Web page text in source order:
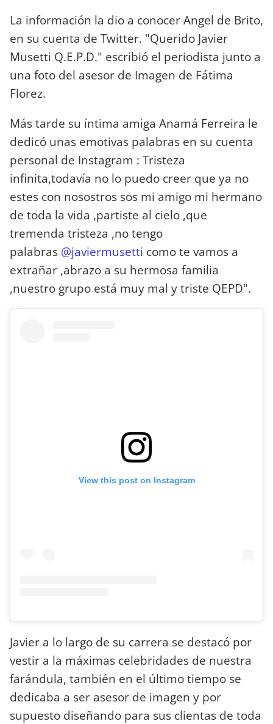
La información la dio a conocer Angel de Brito,
en su cuenta de Twitter. "Querido Javier
Musetti Q.E.P.D." escribió el periodista junto a
una foto del asesor de Imagen de Fátima
Florez.
Más tarde su íntima amiga Anamá Ferreira le
dedicó unas emotivas palabras en su cuenta
personal de Instagram : Tristeza
infinita,todavía no lo puedo creer que ya no
estes con nosostros sos mi amigo mi hermano
de toda la vida ,partiste al cielo ,que
tremenda tristeza ,no tengo
palabras @javiermusetti como te vamos a
extrañar ,abrazo a su hermosa familia
,nuestro grupo está muy mal y triste QEPD".
View this post on Instagram
Javier a lo largo de su carrera se destacó por
vestir a la máximas celebridades de nuestra
farándula, también en el último tiempo se
dedicaba a ser asesor de imagen y por
supuesto diseñando para sus clientas de toda